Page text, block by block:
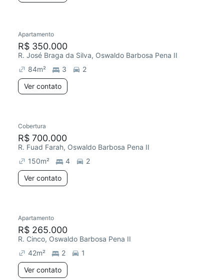
Redecorar
Apartamento
R$ 350.000
R. José Braga da Silva, Oswaldo Barbosa Pena II
84m² 3
2
Ver contato
Redecorar
Cobertura
R$ 700.000
R. Fuad Farah, Oswaldo Barbosa Pena II
150m² 4
2
Ver contato
Redecorar
Apartamento
R$ 265.000
R. Cinco, Oswaldo Barbosa Pena II
42m² 2
1
Ver contato